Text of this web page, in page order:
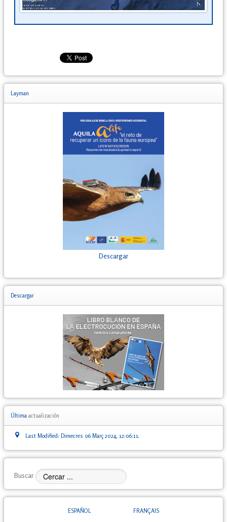
Layman
Descargar
Descargar
Última actualización
Last Modified: Dimecres 06 Març 2024, 12:06:11.
Buscar
ESPAÑOL FRANÇAIS